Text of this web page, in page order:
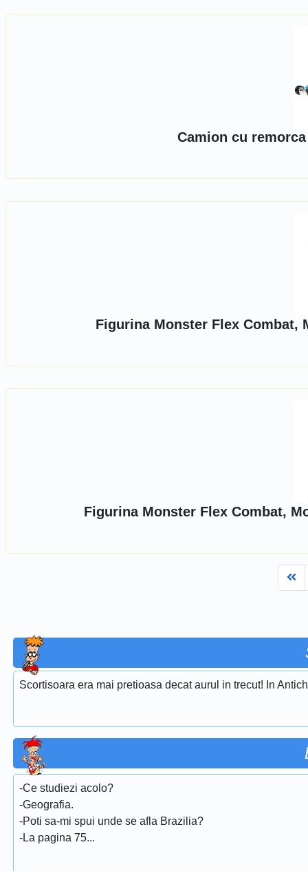
Camion cu
Figurina Monster Flex Combat,
Figurina Monster Flex Combat,
Scortisoara era mai pretioasa decat aurul in trecut! In
-Ce studiezi acolo?
-Geografia.
-Poti sa-mi spui unde se afla Brazilia?
-La pagina 75...